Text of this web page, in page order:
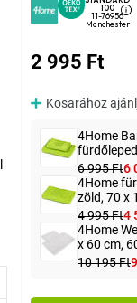
100
11-76956
Manchester
2 995 Ft
Kosarához
4Home
100 cm
6 995 Ft6
4Home
zöld, 70 x
4 995 Ft4
4Home
x 60 cm,
10 195 Ft